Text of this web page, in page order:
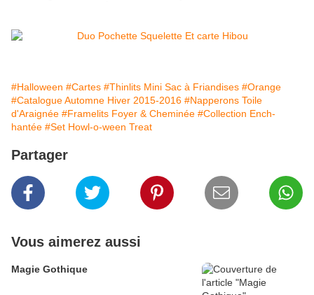
#Halloween #Cartes #Thinlits Mini Sac à Friandises #Orange
#Catalogue Automne Hiver 2015-2016 #Napperons Toile
d'Araignée #Framelits Foyer & Cheminée #Collection Ench-
hantée #Set Howl-o-ween Treat
Partager
Vous aimerez aussi
Magie Gothique